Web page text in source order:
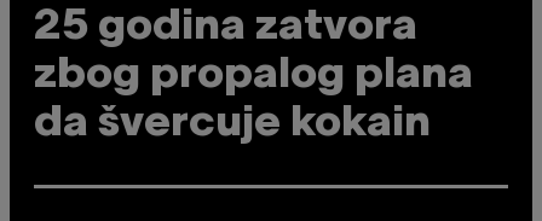
25 godina zatvora
zbog propalog plana
da švercuje kokain